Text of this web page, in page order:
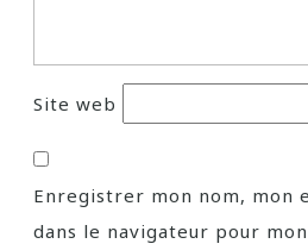
Site web
Enregistrer mon nom, mon
dans le navigateur pour